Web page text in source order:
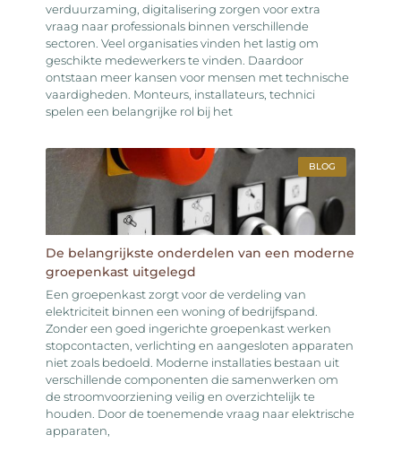
verduurzaming, digitalisering zorgen voor extra
vraag naar professionals binnen verschillende
sectoren. Veel organisaties vinden het lastig om
geschikte medewerkers te vinden. Daardoor
ontstaan meer kansen voor mensen met technische
vaardigheden. Monteurs, installateurs, technici
spelen een belangrijke rol bij het
BLOG
De belangrijkste onderdelen van een moderne
groepenkast uitgelegd
Een groepenkast zorgt voor de verdeling van
elektriciteit binnen een woning of bedrijfspand.
Zonder een goed ingerichte groepenkast werken
stopcontacten, verlichting en aangesloten apparaten
niet zoals bedoeld. Moderne installaties bestaan uit
verschillende componenten die samenwerken om
de stroomvoorziening veilig en overzichtelijk te
houden. Door de toenemende vraag naar elektrische
apparaten,